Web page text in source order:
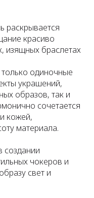
раскрывается
красиво
изящных браслетах
одиночные
украшений,
образов, так и
сочетается
кожей,
материала.
создании
чокеров и
свет и